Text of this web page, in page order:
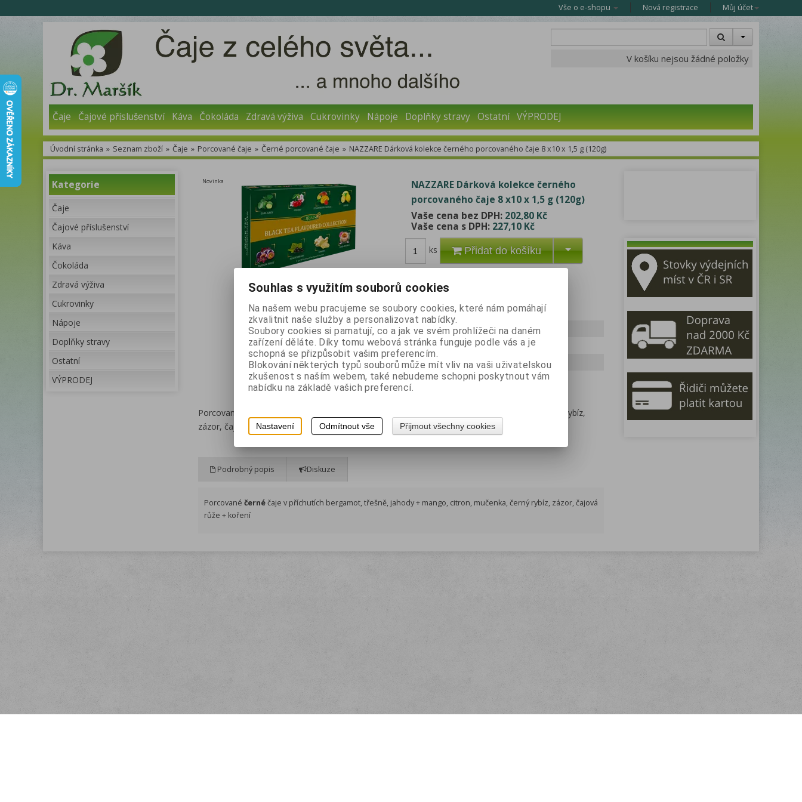
Vše o e-shopu Nová registrace Můj účet
V košíku nejsou žádné položky
Čaje Čajové příslušenství Káva Čokoláda Zdravá výživa Cukrovinky Nápoje Doplňky stravy Ostatní VÝPRODEJ
Úvodní stránka » Seznam zboží » Čaje » Porcované čaje » Černé porcované čaje » NAZZARE Dárková kolekce černého porcovaného čaje 8 x10 x 1,5 g (120g)
Kategorie
Čaje
Čajové příslušenství
Káva
Čokoláda
Zdravá výživa
Cukrovinky
Nápoje
Doplňky stravy
Ostatní
VÝPRODEJ
Novinka
NAZZARE Dárková kolekce černého
porcovaného čaje 8 x10 x 1,5 g (120g)
Vaše cena bez DPH: 202,80 Kč
Vaše cena s DPH: 227,10 Kč
ks Přidat do košíku
Výrobce:Liran
Katalogové číslo:25549
Skladem: 8 ks
EAN:4792331009253
Dotaz na výrobek
Porcované
čaje v příchutích bergamot, třešně, jahody + mango, citron, mučenka, černý rybíz,
zázor, čajová růže + koření
Podrobný popis Diskuze
Porcované černéčaje v příchutích bergamot, třešně, jahody + mango, citron, mučenka, černý rybíz, zázor, čajová
růže + koření
Souhlas s využitím souborů cookies
Na našem webu pracujeme se soubory cookies, které nám pomáhají
zkvalitnit naše služby a personalizovat nabídky.
Soubory cookies si pamatují, co a jak ve svém prohlížeči na daném
zařízení děláte. Díky tomu webová stránka funguje podle vás a je
schopná se přizpůsobit vašim preferencím.
Blokování některých typů souborů může mít vliv na vaši uživatelskou
zkušenost s naším webem, také nebudeme schopni poskytnout vám
nabídku na základě vašich preferencí.
Nastavení Odmítnout vše Přijmout všechny cookies